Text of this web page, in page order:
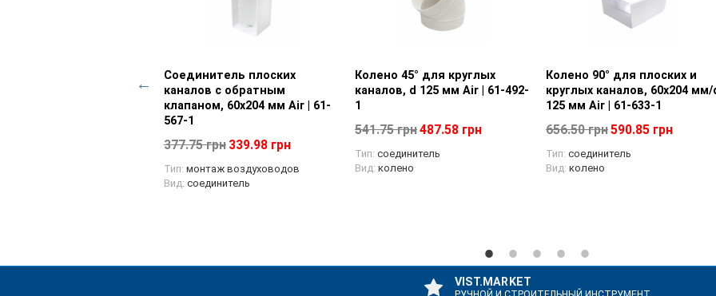
Просмотр товара
Соединитель плоских
каналов с обратным
клапаном, 60х204 мм Air | 61-
339.98 грн
монтаж воздуховодов
соединитель
Просмотр товара
Колено 45° для круглых
каналов, d 125 мм Air | 61-492-
1
487.58 грн
соединитель
Вид:
Просмотр товара
Колено 90° для плоских и
круглых каналов, 60х204 мм/d
125 мм Air | 61-633-1
656.50 грн 590.85 грн
соединитель
круглых
392.37
Т-
VIST.MARKET